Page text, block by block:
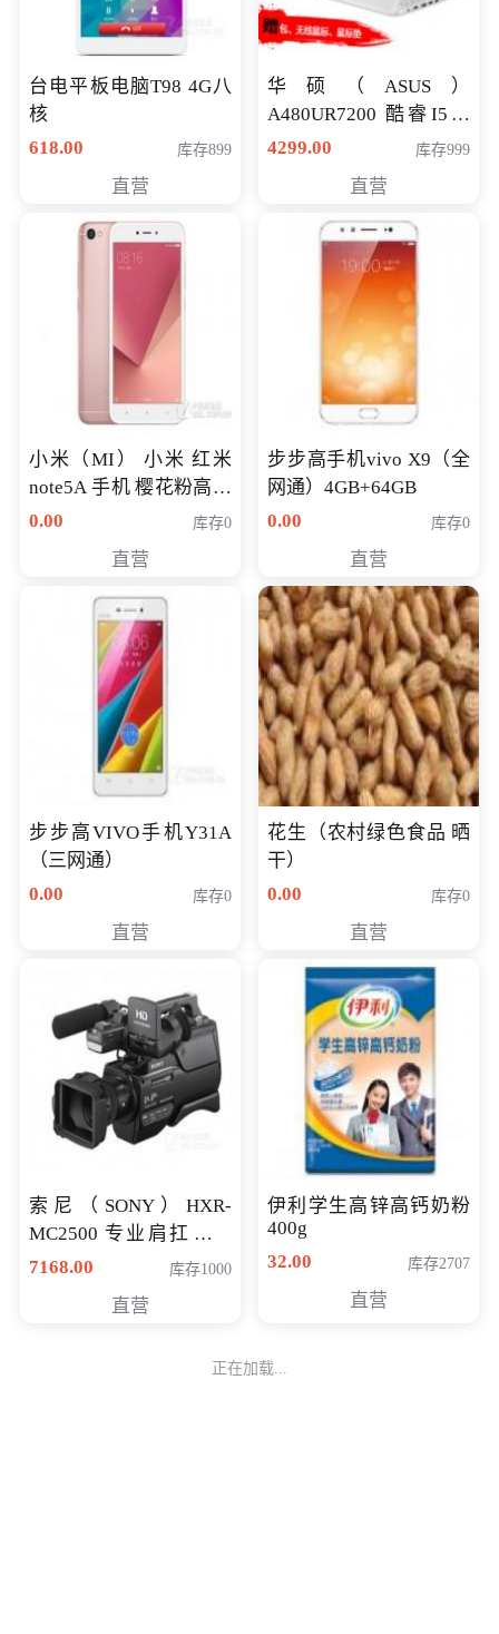
台电平板电脑T98 4G八
核
618.00
库存899
直营
华硕（ASUS）
A480UR7200 酷睿I5超
薄学生办公游戏独显笔
NV930-2G独
4299.00 库存999
直营
小米（MI） 小米 红米
note5A 手机 樱花粉高配
版 全网通(3G+32G)
0.00 库存0
直营
步步高手机vivo X9（全
网通）4GB+64GB
0.00
库存0
直营
步步高VIVO手机Y31A
（三网通）
0.00
库存0
直营
花生（农村绿色食品 晒
干）
0.00
库存0
直营
索尼（SONY）HXR-
MC2500 专业肩扛式存
储卡全高清摄录一体机
清入门级摄像机
7168.00 库存1000
直营
伊利学生高锌高钙奶粉
400g
32.00
库存2707
直营
正在加载...